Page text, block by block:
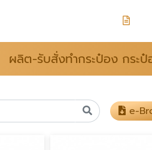
ผลิต-รับสั่งทำกระป๋อง กระ
e-